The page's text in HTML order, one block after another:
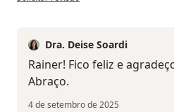
Dra. Deise Soardi
Rainer! Fico feliz e
Abraço.
4 de setembro de 2025